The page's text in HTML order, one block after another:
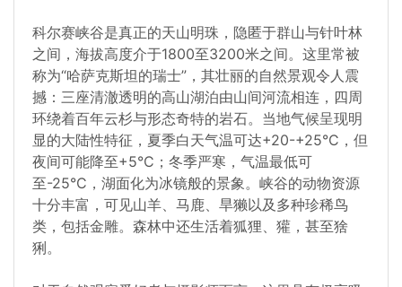
科尔赛峡谷是真正的天山明珠，隐匿于群山与针叶林
之间，海拔高度介于1800至3200米之间。这里常被
称为“哈萨克斯坦的瑞士”，其壮丽的自然景观令人震
撼：三座清澈透明的高山湖泊由山间河流相连，四周
环绕着百年云杉与形态奇特的岩石。当地气候呈现明
显的大陆性特征，夏季白天气温可达+20-+25°C，但
夜间可能降至+5°C；冬季严寒，气温最低可
至-25°C，湖面化为冰镜般的景象。峡谷的动物资源
十分丰富，可见山羊、马鹿、旱獭以及多种珍稀鸟
类，包括金雕。森林中还生活着狐狸、獾，甚至猞
猁。